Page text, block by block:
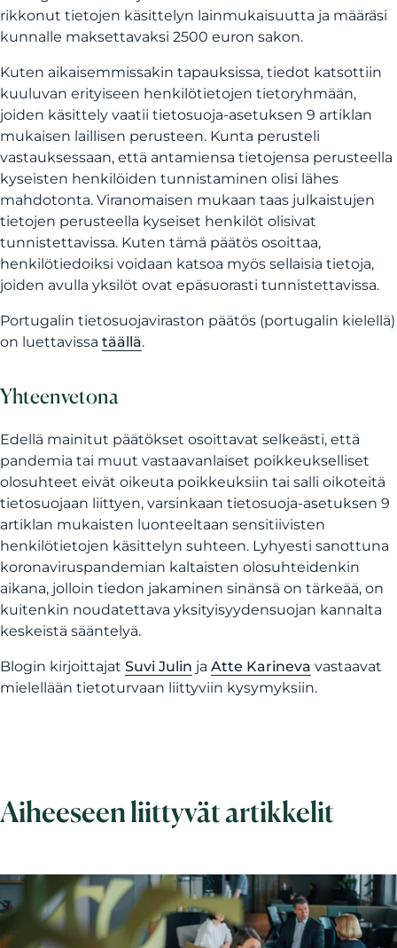
rikkonut tietojen käsittelyn lainmukaisuutta ja määräsi
kunnalle maksettavaksi 2500 euron sakon.
Kuten aikaisemmissakin tapauksissa, tiedot katsottiin
kuuluvan erityiseen henkilötietojen tietoryhmään,
joiden käsittely vaatii tietosuoja-asetuksen 9 artiklan
mukaisen laillisen perusteen. Kunta perusteli
vastauksessaan, että antamiensa tietojensa perusteella
kyseisten henkilöiden tunnistaminen olisi lähes
mahdotonta. Viranomaisen mukaan taas julkaistujen
tietojen perusteella kyseiset henkilöt olisivat
tunnistettavissa. Kuten tämä päätös osoittaa,
henkilötiedoiksi voidaan katsoa myös sellaisia tietoja,
joiden avulla yksilöt ovat epäsuorasti tunnistettavissa.
Portugalin tietosuojaviraston päätös (portugalin kielellä)
on luettavissa täällä.
Yhteenvetona
Edellä mainitut päätökset osoittavat selkeästi, että
pandemia tai muut vastaavanlaiset poikkeukselliset
olosuhteet eivät oikeuta poikkeuksiin tai salli oikoteitä
tietosuojaan liittyen, varsinkaan tietosuoja-asetuksen 9
artiklan mukaisten luonteeltaan sensitiivisten
henkilötietojen käsittelyn suhteen. Lyhyesti sanottuna
koronaviruspandemian kaltaisten olosuhteidenkin
aikana, jolloin tiedon jakaminen sinänsä on tärkeää, on
kuitenkin noudatettava yksityisyydensuojan kannalta
keskeistä sääntelyä.
Blogin kirjoittajat Suvi Julin ja Atte Karineva vastaavat
mielellään tietoturvaan liittyviin kysymyksiin.
Aiheeseen liittyvät artikkelit